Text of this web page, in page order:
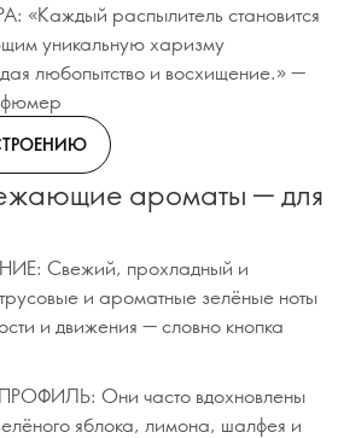
распылитель становится
уникальную харизму
любопытство и восхищение.» —
ароматы — для
Свежий, прохладный и
и ароматные зелёные ноты
и движения — словно кнопка
Они часто вдохновлены
яблока, лимона, шалфея и